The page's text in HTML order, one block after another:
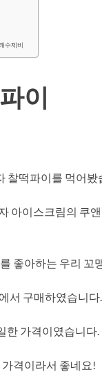
수제비
이
찰떡파이를 먹어봤
아이스크림의 쿠
좋아하는 우리
서 구매하였습니다.
한 가격이였습니다.
격이라서 좋네요!